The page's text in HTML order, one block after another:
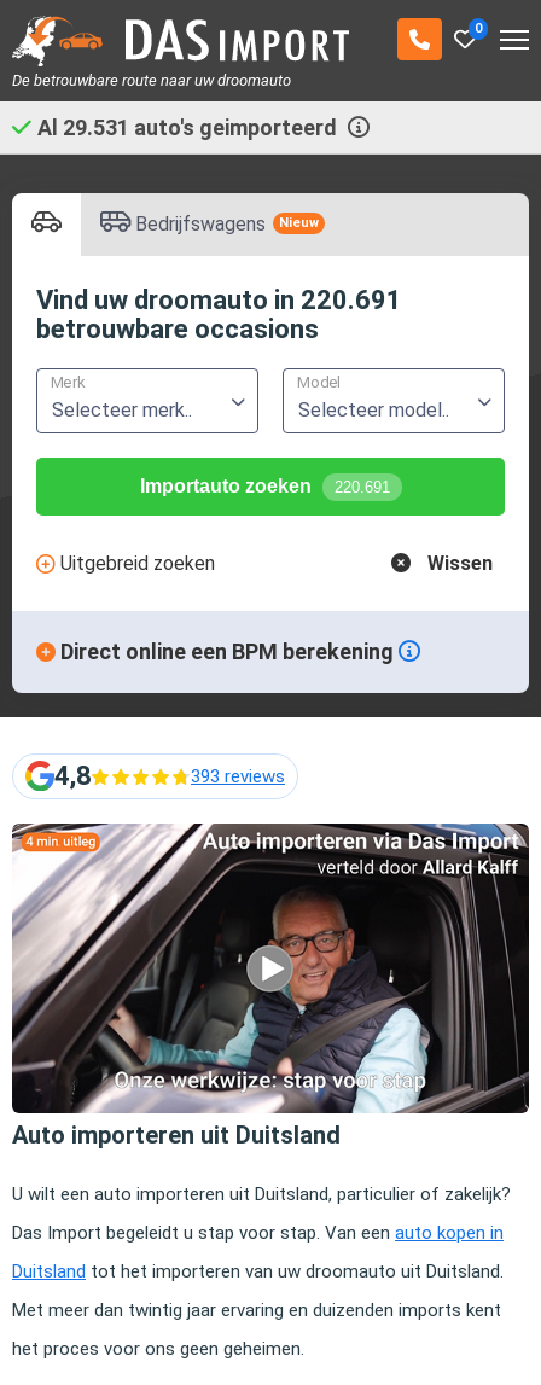
0
De betrouwbare route naar uw droomauto
Al 29.531 auto's geimporteerd
Bedrijfswagens Nieuw
Vind uw droomauto in 220.691
betrouwbare occasions
Merk Model
Importauto zoeken 220.691
Uitgebreid zoeken Wissen
Direct online een BPM berekening
4,8 393 reviews
Auto importeren uit Duitsland
U wilt een auto importeren uit Duitsland, particulier of zakelijk?
Das Import begeleidt u stap voor stap. Van een auto kopen in
Duitsland tot het importeren van uw droomauto uit Duitsland.
Met meer dan twintig jaar ervaring en duizenden imports kent
het proces voor ons geen geheimen.